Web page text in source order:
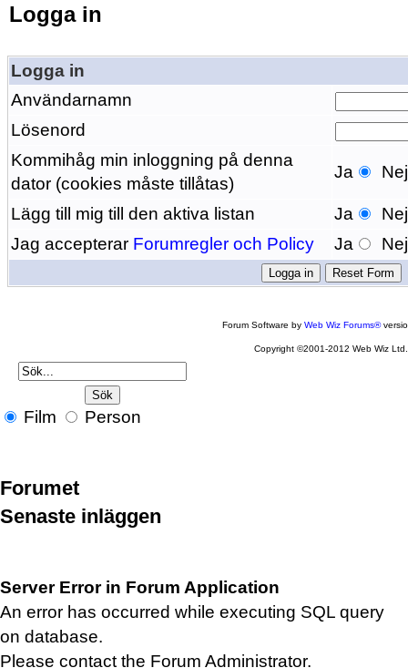
Logga in
Logga in
Användarnamn
Lösenord
Kommihåg min inloggning på denna
dator (cookies måste tillåtas)
Ja Nej
Lägg till mig till den aktiva listan Ja
Nej
Jag accepterar Forumregler och Policy Ja Nej
Forum Software byWeb Wiz Forums®
Copyright ©2001-2012 Web Wiz Ltd.
Film Person
Forumet
Senaste inläggen
Server Error in Forum Application
An error has occurred while executing SQL query
on database.
Please contact the Forum Administrator.